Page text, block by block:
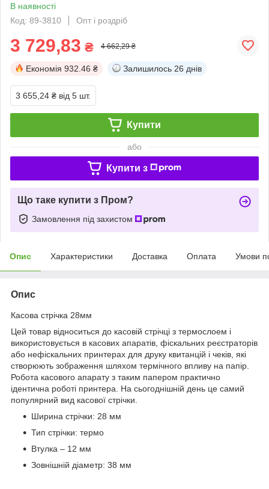
В наявності
Код: 89-3810
Опт і роздріб
3 729,83 ₴ 4 662,29 ₴
Економія 932.46 ₴ Залишилось 26 днів
3 655,24 ₴ від 5 шт.
Купити
або
Купити з
Що таке купити з Пром?
Замовлення під захистом
Опис Характеристики Доставка Оплата Умови
Опис
Касова стрічка 28мм
Цей товар відноситься до касовій стрічці з термослоем і
використовується в касових апаратів, фіскальних реєстраторів
або нефіскальних принтерах для друку квитанцій і чеків, які
створюють зображення шляхом термічного впливу на папір.
Робота касового апарату з таким папером практично
ідентична роботі принтера. На сьогоднішній день це самий
популярний вид касової стрічки.
Ширина стрічки: 28 мм
Тип стрічки: термо
Втулка – 12 мм
Зовнішній діаметр: 38 мм